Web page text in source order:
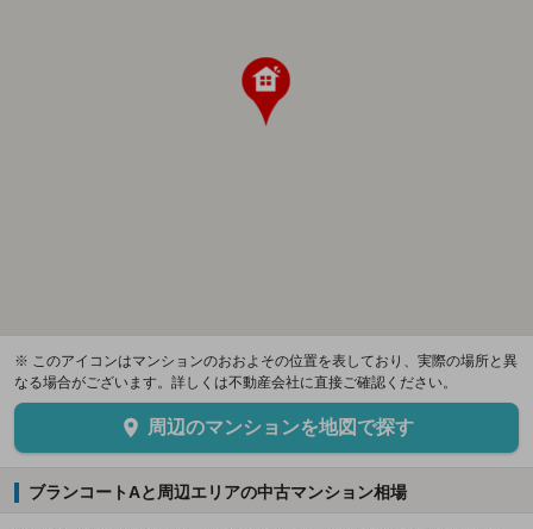
※ このアイコンはマンションのおおよその位置を表しており、実際の場所と異
なる場合がございます。詳しくは不動産会社に直接ご確認ください。
周辺のマンションを地図で探す
ブランコートAと周辺エリアの中古マンション相場